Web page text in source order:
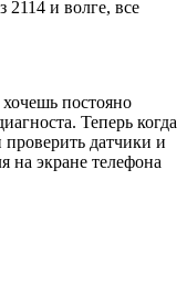
2114 и волге, все
постояно
Теперь когда
датчики и
на экране телефона